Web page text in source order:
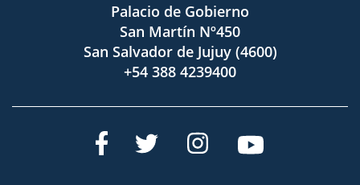
Palacio de Gobierno
San Martín Nº450
San Salvador de Jujuy (4600)
+54 388 4239400